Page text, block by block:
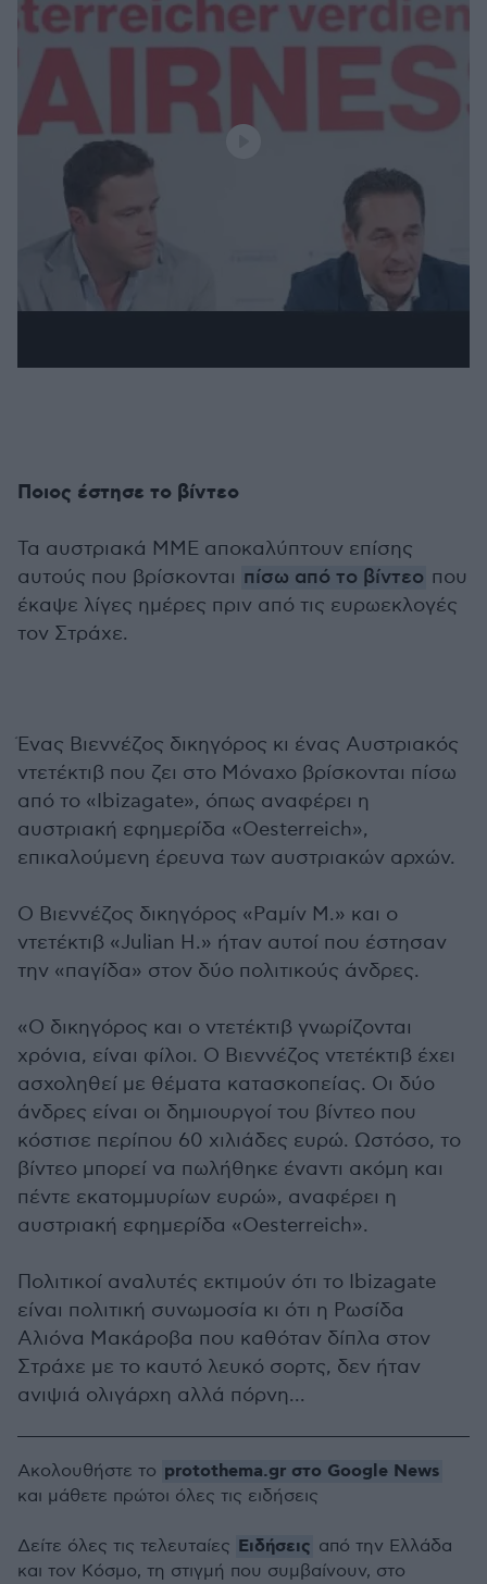
Ποιος έστησε το βίντεο
Τα αυστριακά ΜΜΕ αποκαλύπτουν επίσης
αυτούς που βρίσκονται πίσω από το βίντεο που
έκαψε λίγες ημέρες πριν από τις ευρωεκλογές
τον Στράχε.
Ένας Βιεννέζος δικηγόρος κι ένας Αυστριακός
ντετέκτιβ που ζει στο Μόναχο βρίσκονται πίσω
από το «Ibizagate», όπως αναφέρει η
αυστριακή εφημερίδα «Oesterreich»,
επικαλούμενη έρευνα των αυστριακών αρχών.
Ο Βιεννέζος δικηγόρος «Ραμίν Μ.» και ο
ντετέκτιβ «Julian H.» ήταν αυτοί που έστησαν
την «παγίδα» στον δύο πολιτικούς άνδρες.
«Ο δικηγόρος και ο ντετέκτιβ γνωρίζονται
χρόνια, είναι φίλοι. Ο Βιεννέζος ντετέκτιβ έχει
ασχοληθεί με θέματα κατασκοπείας. Οι δύο
άνδρες είναι οι δημιουργοί του βίντεο που
κόστισε περίπου 60 χιλιάδες ευρώ. Ωστόσο, το
βίντεο μπορεί να πωλήθηκε έναντι ακόμη και
πέντε εκατομμυρίων ευρώ», αναφέρει η
αυστριακή εφημερίδα «Oesterreich».
Πολιτικοί αναλυτές εκτιμούν ότι το Ibizagate
είναι πολιτική συνωμοσία κι ότι η Ρωσίδα
Αλιόνα Μακάροβα που καθόταν δίπλα στον
Στράχε με το καυτό λευκό σορτς, δεν ήταν
ανιψιά ολιγάρχη αλλά πόρνη...
Ακολουθήστε το protothema.gr στο Google News
και μάθετε πρώτοι όλες τις ειδήσεις
Δείτε όλες τις τελευταίες Ειδήσεις από την Ελλάδα
και τον Κόσμο, τη στιγμή που συμβαίνουν, στο